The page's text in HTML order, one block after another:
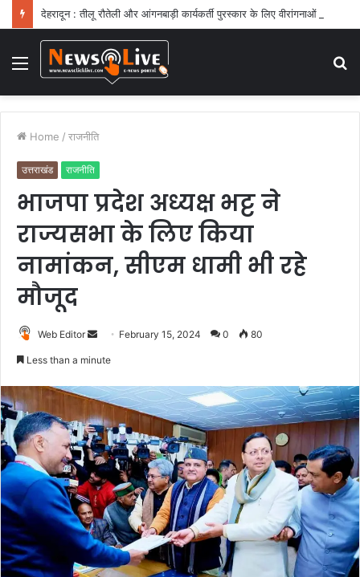
Menu
Home / राजनीति
उत्तराखंड राजनीति
भाजपा प्रदेश अध्यक्ष भट्ट ने
राज्यसभा के लिए किया
नामांकन, सीएम धामी भी रहे
मौजूद
Web Editor
d
a
n
e
m
a
i
l
February 15, 2024 0 80
Less than a minute